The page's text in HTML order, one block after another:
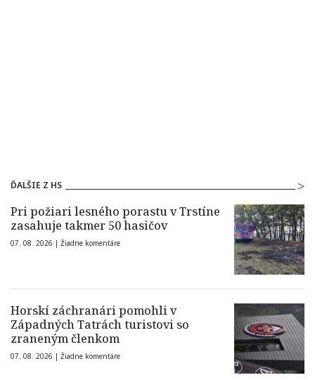
ĎALŠIE Z HS
Pri požiari lesného porastu v Trstíne
zasahuje takmer 50 hasičov
07. 08. 2026 | Žiadne komentáre
Horskí záchranári pomohli v
Západných Tatrách turistovi so
zraneným členkom
07. 08. 2026 | Žiadne komentáre